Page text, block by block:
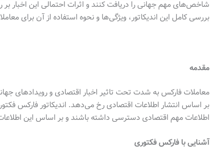
شاخص‌های مهم جهانی را دریافت کنند و اثرات احتمالی این اخبار
بررسی کامل این اندیکاتور، ویژگی‌ها و نحوه استفاده از آن برای
مقدمه
معاملات فارکس به شدت تحت تاثیر اخبار اقتصادی و رویدادهای
بر اساس انتشار اطلاعات اقتصادی رخ می‌دهد. اندیکاتور فارکس
اطلاعات مهم اقتصادی دسترسی داشته باشند و بر اساس این
آشنایی با فارکس فکتوری